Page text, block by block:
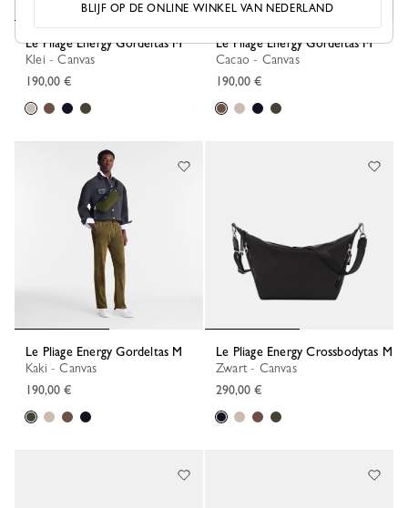
Le Pliage Energy Gordeltas M
Klei - Canvas
190,00 €
Le Pliage Energy Gordeltas M
Cacao - Canvas
190,00 €
Le Pliage Energy Gordeltas M
Kaki - Canvas
190,00 €
Le Pliage Energy Crossbodytas M
Zwart - Canvas
290,00 €
BLIJF OP DE ONLINE WINKEL VAN NEDERLAND